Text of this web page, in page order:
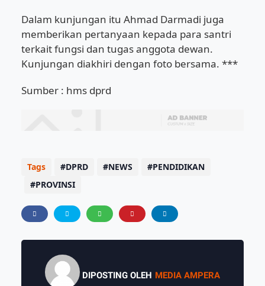
Dalam kunjungan itu Ahmad Darmadi juga
memberikan pertanyaan kepada para santri
terkait fungsi dan tugas anggota dewan.
Kunjungan diakhiri dengan foto bersama. ***
Sumber : hms dprd
Tags DPRD NEWS
PENDIDIKAN
PROVINSI
DIPOSTING OLEH MEDIA AMPERA